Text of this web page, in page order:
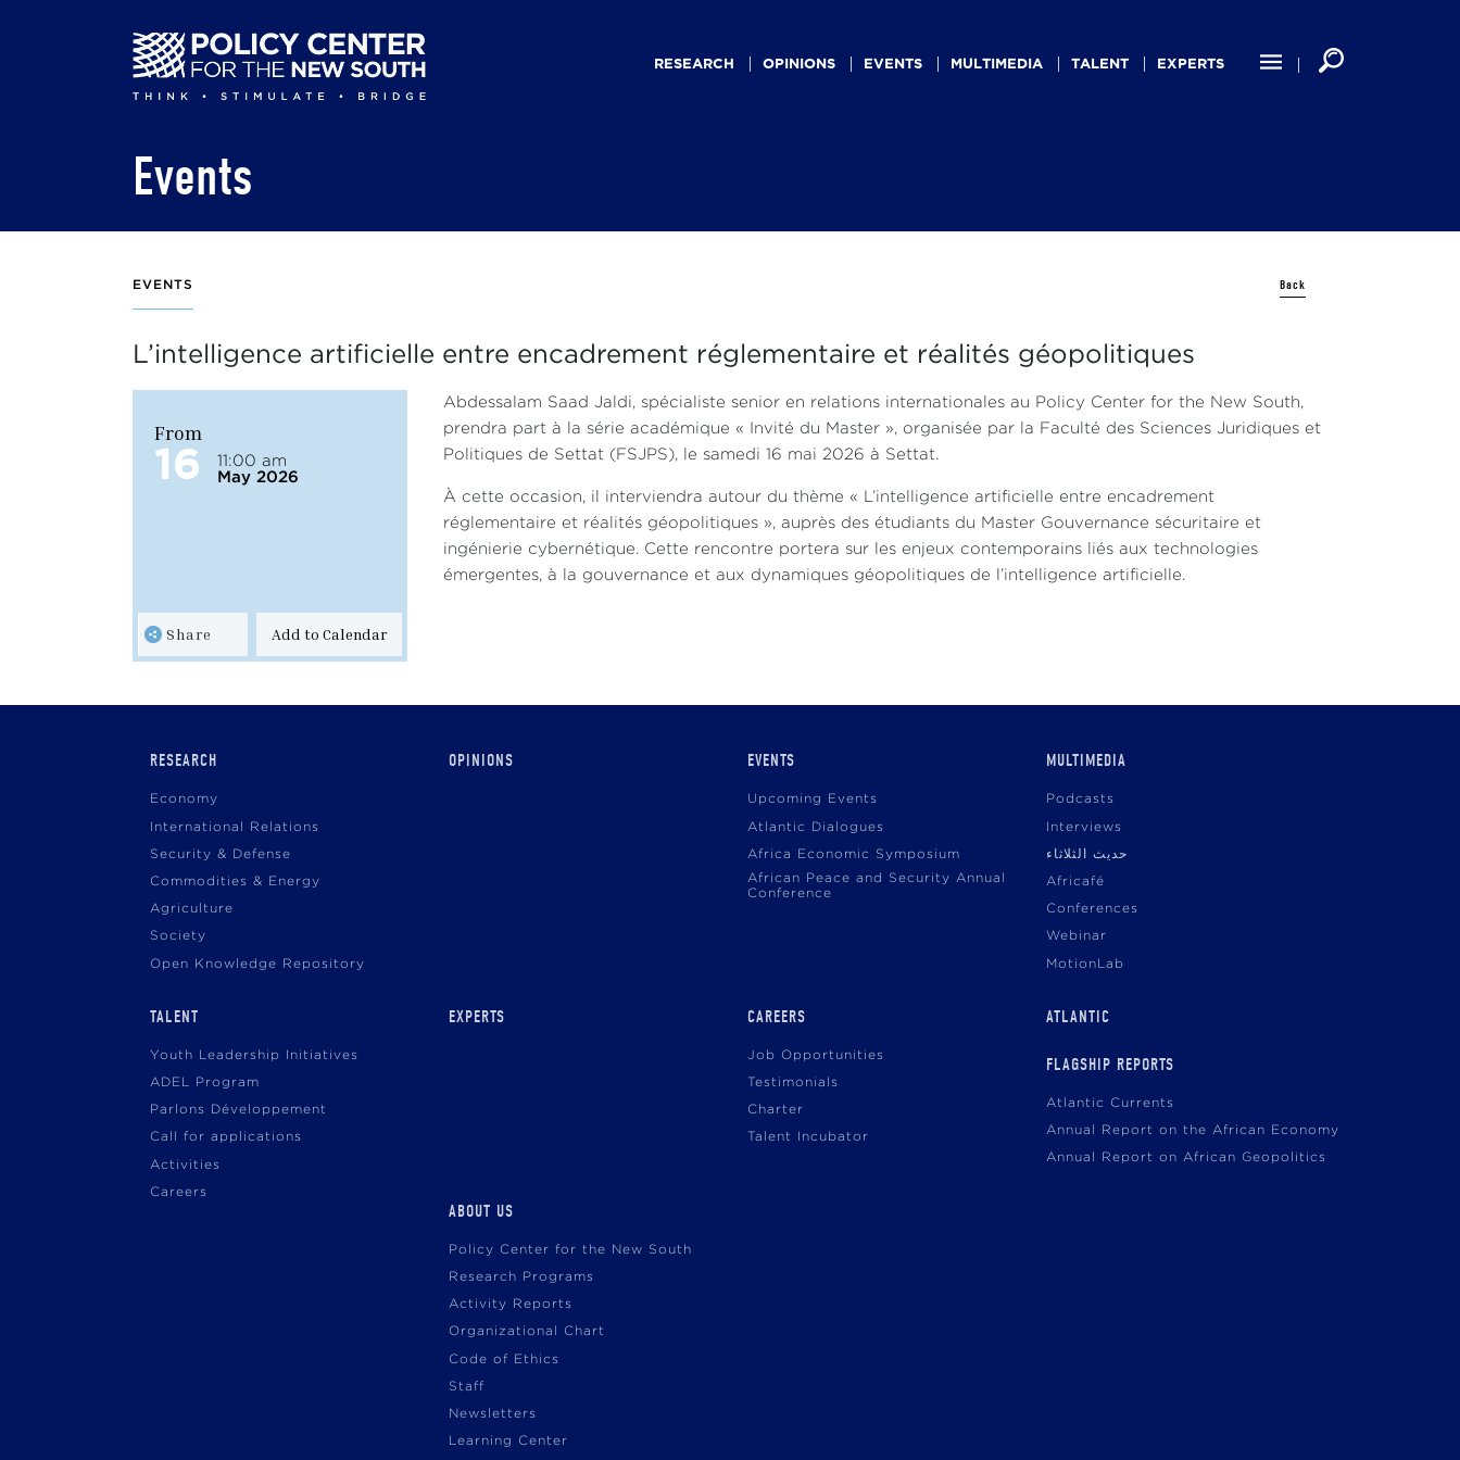
navigationRESEARCH OPINIONS EVENTS MULTIMEDIA TALENT EXPERTS
Events
EVENTS Back
L’intelligence artificielle entre encadrement réglementaire et réalités géopolitiques
From
16
11:00 am
May 2026
Share Add to Calendar
Abdessalam Saad Jaldi, spécialiste senior en relations internationales au Policy Center for the New South,
prendra part à la série académique « Invité du Master », organisée par la Faculté des Sciences Juridiques et
Politiques de Settat (FSJPS), le samedi 16 mai 2026 à Settat.
À cette occasion, il interviendra autour du thème « L’intelligence artificielle entre encadrement
réglementaire et réalités géopolitiques », auprès des étudiants du Master Gouvernance sécuritaire et
ingénierie cybernétique. Cette rencontre portera sur les enjeux contemporains liés aux technologies
émergentes, à la gouvernance et aux dynamiques géopolitiques de l’intelligence artificielle.
Main
RESEARCH
Economy
International Relations
Security & Defense
Commodities & Energy
Agriculture
Society
Open Knowledge Repository
OPINIONS EVENTS
Upcoming Events
Atlantic Dialogues
Africa Economic Symposium
African Peace and Security Annual
Conference
MULTIMEDIA
Podcasts
Interviews
حديث الثلاثاء
Africafé
Conferences
Webinar
MotionLab
TALENT
Youth Leadership Initiatives
ADEL Program
Parlons Développement
Call for applications
Activities
Careers
EXPERTS CAREERS
Job Opportunities
Testimonials
Charter
Talent Incubator
ATLANTIC
FLAGSHIP REPORTS
Atlantic Currents
Annual Report on the African Economy
Annual Report on African Geopolitics
ABOUT US
Policy Center for the New South
Research Programs
Activity Reports
Organizational Chart
Code of Ethics
Staff
Newsletters
Learning Center